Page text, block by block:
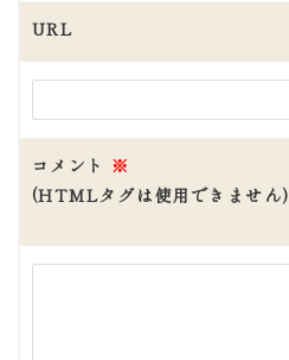
URL
コメント ※
(HTMLタグは使用できません)